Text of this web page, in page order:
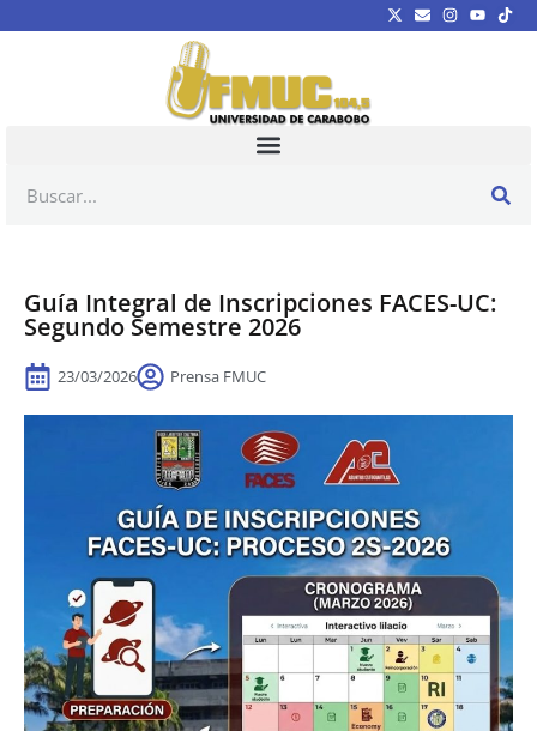
Guía Integral de Inscripciones FACES-UC:
Segundo Semestre 2026
23/03/2026 Prensa FMUC